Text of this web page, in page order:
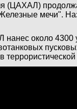
(ЦАХАЛ)
мечи".
около 4300